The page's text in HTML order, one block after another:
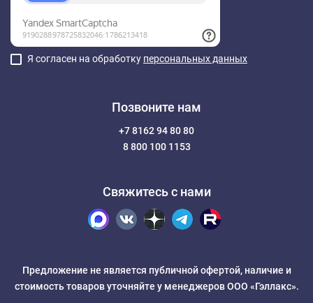
Я согласен на обработку персональных данных
Позвоните нам
+7 8162 94 80 80
8 800 100 1153
Свяжитесь с нами
Предложение не является публичной офертой, наличие и
стоимость товаров уточняйте у менеджеров ООО «Гэллакс».